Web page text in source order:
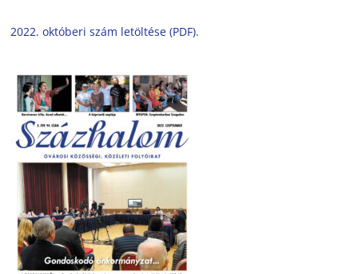
2022. októberi szám letöltése (PDF).